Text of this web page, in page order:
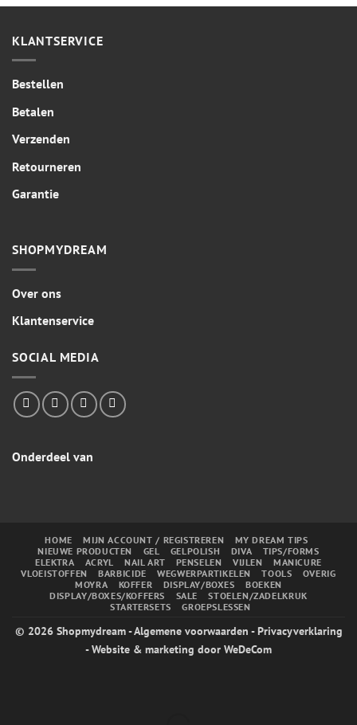
KLANTSERVICE
Bestellen
Betalen
Verzenden
Retourneren
Garantie
SHOPMYDREAM
Over ons
Klantenservice
SOCIAL MEDIA
Onderdeel van
HOME MIJN ACCOUNT / REGISTREREN
MY DREAM TIPS
NIEUWE PRODUCTEN
GEL GELPOLISH DIVA
TIPS/FORMS
ELEKTRA
ACRYL NAIL ART PENSELEN VIJLEN
MANICURE
VLOEISTOFFEN
BARBICIDE WEGWERPARTIKELEN TOOLS
OVERIG
MOYRA
KOFFER DISPLAY/BOXES
BOEKEN
DISPLAY/BOXES/KOFFERS
SALE
STOELEN/ZADELKRUK
STARTERSETS
GROEPSLESSEN
© 2026 Shopmydream-Algemene voorwaarden -Privacyverklaring
- Website & marketing door WeDeCom